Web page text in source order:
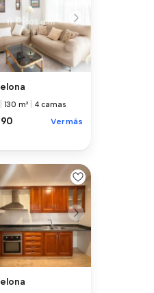
130 m² 4 camas
Ver más